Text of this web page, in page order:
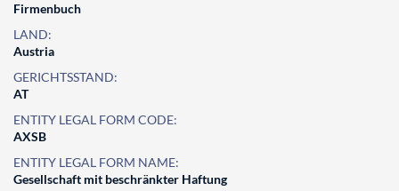
Firmenbuch
LAND:
Austria
GERICHTSSTAND:
AT
ENTITY LEGAL FORM CODE:
AXSB
ENTITY LEGAL FORM NAME:
Gesellschaft mit beschränkter Haftung